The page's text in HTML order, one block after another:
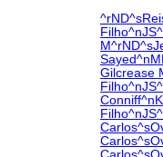
Gilcrease
Filho^nJS